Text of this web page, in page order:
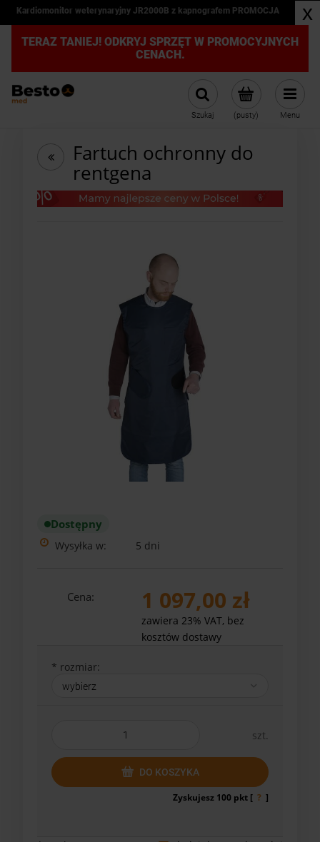
Kardiomonitor weterynaryjny JR2000B z kapnografem PROMOCJA x
TERAZ TANIEJ! ODKRYJ SPRZĘT W PROMOCYJNYCH
CENACH.
(pusty)
Szukaj Menu
Fartuch ochronny do
rentgena
Dostępny
Wysyłka w: 5 dni
Cena: 1 097,00 zł
zawiera 23% VAT, bez
kosztów dostawy
* rozmiar:
szt.
DO KOSZYKA
Zyskujesz 100 pkt [ ? ]